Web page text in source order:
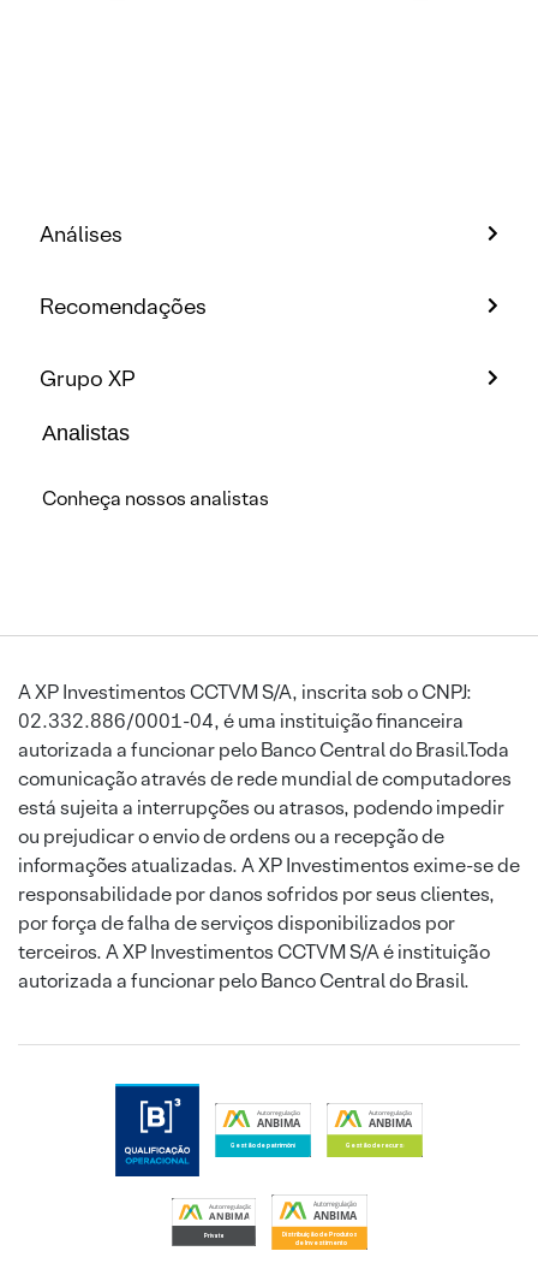
Análises
Recomendações
Grupo XP
Analistas
Conheça nossos analistas
A XP Investimentos CCTVM S/A, inscrita sob o CNPJ:
02.332.886/0001-04, é uma instituição financeira
autorizada a funcionar pelo Banco Central do Brasil.Toda
comunicação através de rede mundial de computadores
está sujeita a interrupções ou atrasos, podendo impedir
ou prejudicar o envio de ordens ou a recepção de
informações atualizadas. A XP Investimentos exime-se de
responsabilidade por danos sofridos por seus clientes,
por força de falha de serviços disponibilizados por
terceiros. A XP Investimentos CCTVM S/A é instituição
autorizada a funcionar pelo Banco Central do Brasil.